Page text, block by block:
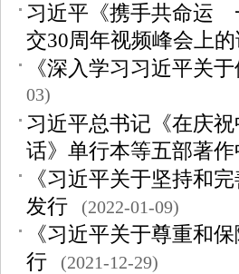
习近平《携手共命运
交30周年视频峰会上
《深入学习习近平关
03)
习近平总书记《在庆
话》单行本等五部著
《习近平关于坚持和
发行
(2022-01-09)
《习近平关于尊重和
行
(2021-12-29)